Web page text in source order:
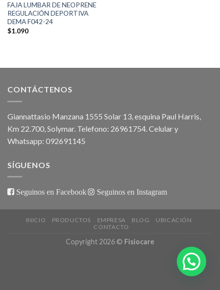
FAJA LUMBAR DE NEOPRENE
REGULACIÓN DEPORTIVA
DEMA F042-24
$1.090
CONTÁCTENOS
Giannattasio Manzana 1555 Solar 13, esquina Paul Harris,
Km 22.700, Solymar. Telefono: 26961754. Celular y
Whatsapp: 092691145
SÍGUENOS
Seguinos en Facebook Seguinos en Instagram
INICIO PRODUCTOS EMPRESA BLOG
UBICACIÓN
CONTACTO
Copyright 2026 © Fisiocare